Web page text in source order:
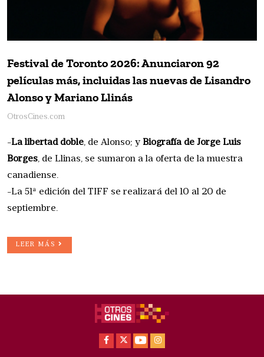
Festival de Toronto 2026: Anunciaron 92
películas más, incluidas las nuevas de Lisandro
Alonso y Mariano Llinás
OtrosCines.com
-La libertad doble, de Alonso; y Biografía de Jorge Luis
Borges, de Llinas, se sumaron a la oferta de la muestra
canadiense.
-La 51ª edición del TIFF se realizará del 10 al 20 de
septiembre.
LEER MÁS
Facebook
X YoutubeInstagram